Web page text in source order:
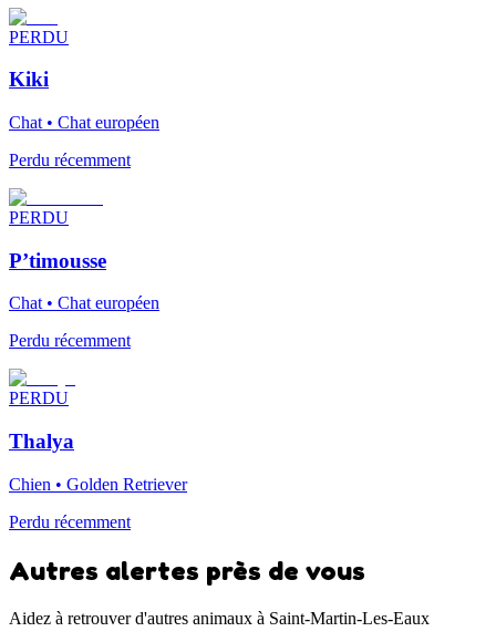
PERDU
Kiki
Chat • Chat européen
Perdu récemment
PERDU
P’timousse
Chat • Chat européen
Perdu récemment
PERDU
Thalya
Chien • Golden Retriever
Perdu récemment
Autres alertes près de vous
Aidez à retrouver d'autres animaux à Saint-Martin-Les-Eaux